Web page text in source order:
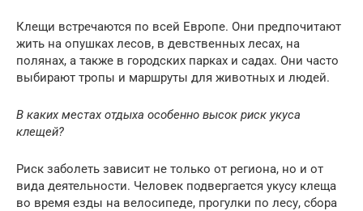
Клещи встречаются по всей Европе. Они предпочитают
жить на опушках лесов, в девственных лесах, на
полянах, а также в городских парках и садах. Они часто
выбирают тропы и маршруты для животных и людей.
В каких местах отдыха особенно высок риск укуса
клещей?
Риск заболеть зависит не только от региона, но и от
вида деятельности. Человек подвергается укусу клеща
во время езды на велосипеде, прогулки по лесу, сбора